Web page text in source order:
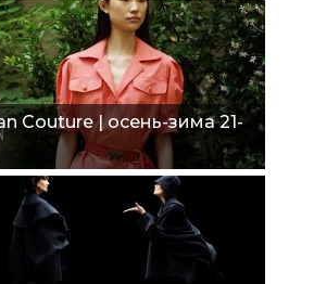
Couture | осень-зима 21-